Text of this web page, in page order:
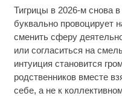
Тигрицы в 2026-м снова
буквально провоцирует
сменить сферу
или согласиться на
интуиция становится
родственников вместе
себе, а не к